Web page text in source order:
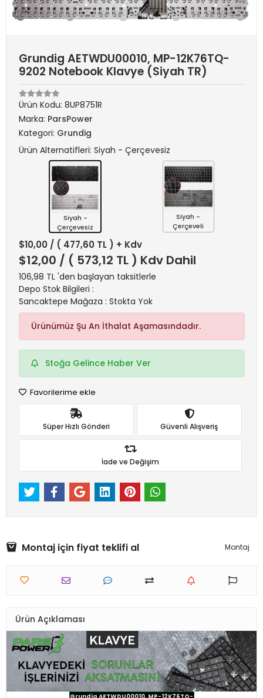
Grundig AETWDU00010, MP-12K76TQ-
9202 Notebook Klavye (Siyah TR)
Ürün Kodu: 8UP8751R
Marka: ParsPower
Kategori: Grundig
Ürün Alternatifleri: Siyah - Çerçevesiz
Siyah -
Çerçevesiz
Siyah -
Çerçeveli
$10,00 / ( 477,60 TL ) + Kdv
$12,00 / ( 573,12 TL ) Kdv Dahil
106,98 TL 'den başlayan taksitlerle
Depo Stok Bilgileri :
Sancaktepe Mağaza : Stokta Yok
Ürünümüz Şu An İthalat Aşamasındadır.
Stoğa Gelince Haber Ver
Favorilerime ekle
Süper Hızlı Gönderi Güvenli Alışveriş
İade ve Değişim
Montaj için fiyat teklifi al Montaj
Ürün Açıklaması